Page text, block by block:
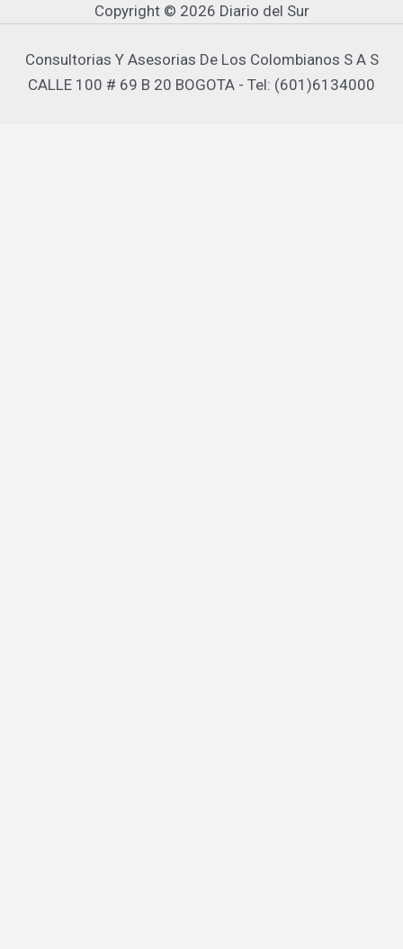
Copyright © 2026 Diario del Sur
Consultorias Y Asesorias De Los Colombianos S A S
CALLE 100 # 69 B 20 BOGOTA - Tel: (601)6134000